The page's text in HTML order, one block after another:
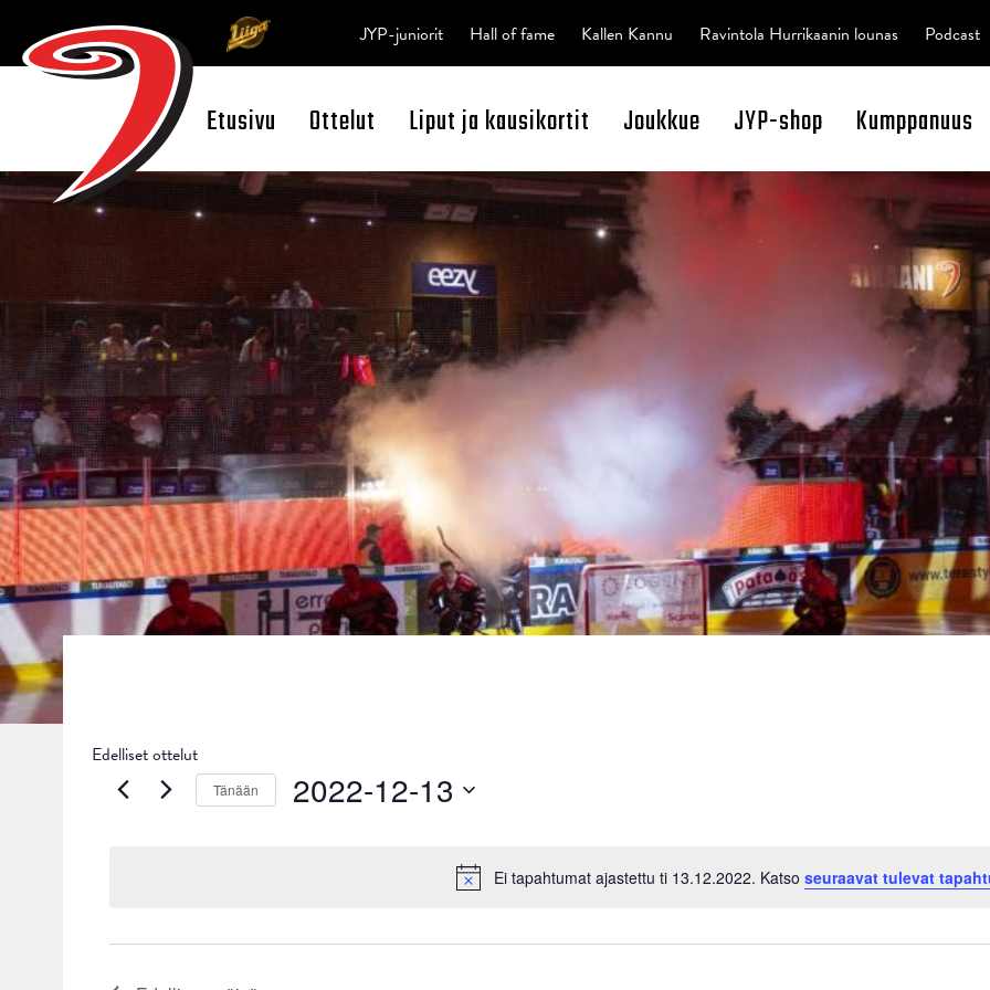
Open Search
Etusivu Ottelut Liput ja kausikortit Joukkue JYP-shop Kumppanuus
JYP-juniorit Hall of fame Kallen Kannu Ravintola Hurrikaanin lounas Podcast
Edelliset ottelut
Notice
Ei tapahtumat ajastettu ti 13.12.2022. Katso seuraavat tulevat
Tänään 2022-12-13